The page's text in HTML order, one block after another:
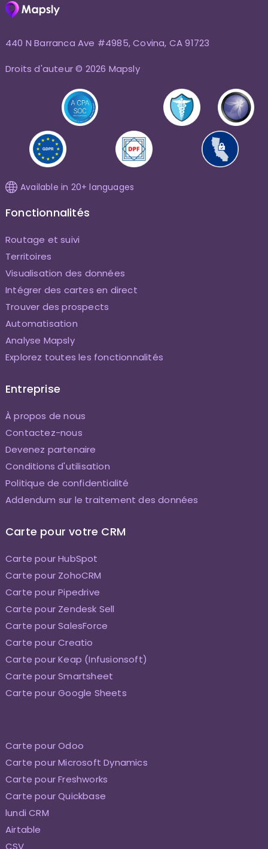
440 N Barranca Ave #4985, Covina, CA 91723
Droits d'auteur © 2026 Mapsly
Available in 20+ languages
Fonctionnalités
Routage et suivi
Territoires
Visualisation des données
Intégrer des cartes en direct
Trouver des prospects
Automatisation
Analyse Mapsly
Explorez toutes les fonctionnalités
Entreprise
À propos de nous
Contactez-nous
Devenez partenaire
Conditions d'utilisation
Politique de confidentialité
Addendum sur le traitement des données
Carte pour votre CRM
Carte pour HubSpot
Carte pour ZohoCRM
Carte pour Pipedrive
Carte pour Zendesk Sell
Carte pour SalesForce
Carte pour Creatio
Carte pour Keap (Infusionsoft)
Carte pour Smartsheet
Carte pour Google Sheets
Carte pour Odoo
Carte pour Microsoft Dynamics
Carte pour Freshworks
Carte pour Quickbase
lundi CRM
Airtable
CSV